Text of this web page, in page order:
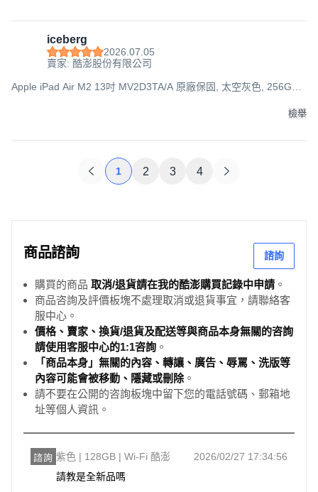
iceberg
2026.07.05
賣家: 酷澎股份有限公司
Apple iPad Air M2 13吋 MV2D3TA/A 原廠保固, 太空灰色, 256GB,
檢舉
1 2 3 4
商品諮詢 諮詢
購買的商品 取消/退貨請在我的酷澎購買記錄中申請 。
商品咨詢及評價板塊不處理取消或退貨事宜，請聯絡客
服中心。
價格、賣家、換貨/退貨及配送等與商品本身無關的咨詢
請使用客服中心的1:1咨詢 。
「商品本身」無關的內容、轉讓、廣告、辱罵、洗版等
內容可能會被移動、隱藏或刪除。
請不要在公開的咨詢板塊中留下您的電話號碼、郵箱地
址等個人資訊。
諮詢 紫色 | 128GB | Wi-Fi 酷澎
2026/02/27 17:34:56
請教是全新品嗎